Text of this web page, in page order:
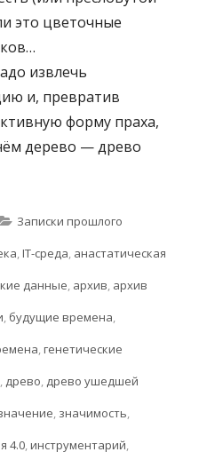
это цветочные
извлечь
и, превратив
форму праха,
дерево — древо
Рубрики
Записки прошлого
,IT-среда, анастатическая
данные, архив, архив
, будущие времена,
,генетические
, древо, древо ушедшей
, значимость,
4.0,инструментарий,